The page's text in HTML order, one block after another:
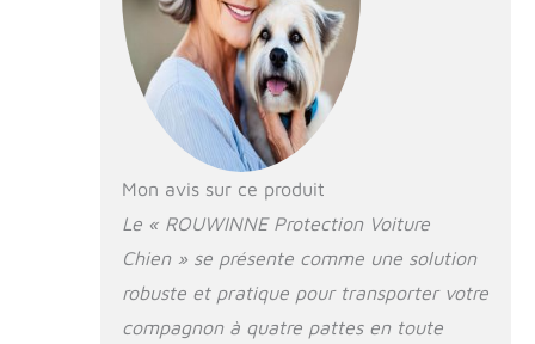
chutes. Idéale pour
les familles avec
plusieurs chiens ou
celles ayant de plus
grands chiens.
【Fond Dur Solide
avec Capacité de
Charge de 181 kg】
protection pour
voiture est équipée
dure qui supporte
jusqu'à 181 kg,
Mon avis sur ce produit
Le « ROUWINNE Protection Voiture
Chien » se présente comme une solution
robuste et pratique pour transporter votre
compagnon à quatre pattes en toute